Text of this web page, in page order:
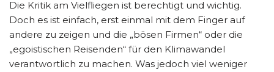
Die Kritik am Vielfliegen ist berechtigt und wichtig.
Doch es ist einfach, erst einmal mit dem Finger auf
andere zu zeigen und die „bösen Firmen“ oder die
„egoistischen Reisenden“ für den Klimawandel
verantwortlich zu machen. Was jedoch viel weniger